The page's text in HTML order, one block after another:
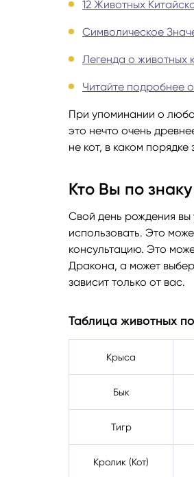
12 Животных
Символическое
Легенда о животных
Читайте подробнее
При упоминании о
это нечто очень
не кот, в каком
Кто Вы по
Свой день рождения вы
использовать. Это
консультацию. Это
Дракона, а может
зависит только от вас.
Таблица животных
Крыса
Бык
Тигр
Кролик (Кот)